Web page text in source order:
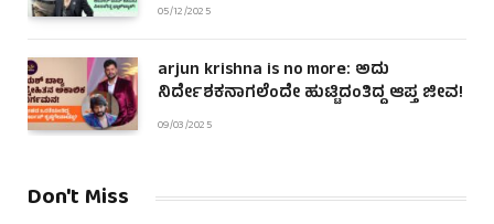
05/12/2025
arjun krishna is no more: ಅದು
ನಿರ್ದೇಶಕನಾಗಲೆಂದೇ ಹುಟ್ಟಿದಂತಿದ್ದ ಆಪ್ತ ಜೀವ!
09/03/2025
Don't Miss